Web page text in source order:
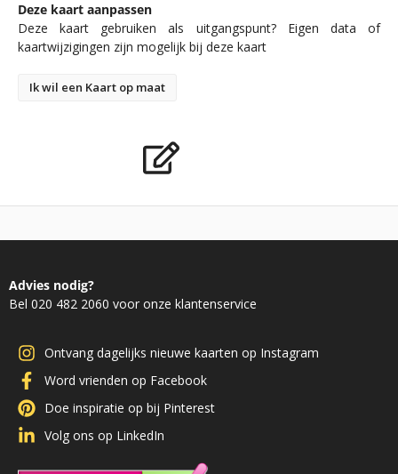
Deze kaart aanpassen
Deze kaart gebruiken als uitgangspunt? Eigen data of
kaartwijzigingen zijn mogelijk bij deze kaart
Ik wil een Kaart op maat
Advies nodig?
Bel 020 482 2060 voor onze klantenservice
Ontvang dagelijks nieuwe kaarten op Instagram
Word vrienden op Facebook
Doe inspiratie op bij Pinterest
Volg ons op LinkedIn